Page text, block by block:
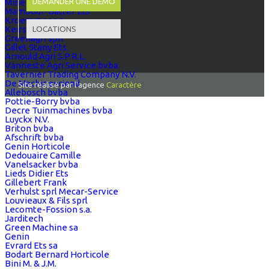
Mine & Co s.a.
Mambour-Batter Ets
Kroemmer s.a.
Keirse Jean-Pierre
Greenagri sprl
Gillet Stany Ets.
Arnould Agri S.P.R.L.
Vanneste Agri Service bvba
Tavernier Trading Company N.V.
De Machinevriend
Allebosch bvba
Pottie-Borry bvba
Decre Tuinmachines bvba
Luyckx N.V.
Briton bvba
Afschrift bvba
Genin Horticole
Dedouaire Camille
Vanelsacker bvba
Lieds Didier Ets
Gillebert Frank
Verhulst sprl Mecar-Service
Louvieaux & Fils sprl
Lecomte-Fossion s.a.
Jarditech
Green Machine sa
Genin
Evrard Ets sa
Bodart Bernard Horticole
Bini M. & J.M.
LOCATIONS
Site réalisé par l'agence Caractère